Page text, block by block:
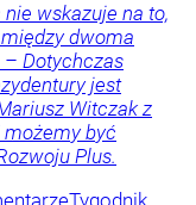
wskazuje na to,
dwoma
Dotychczas
jest
Witczak z
możemy być
Plus.